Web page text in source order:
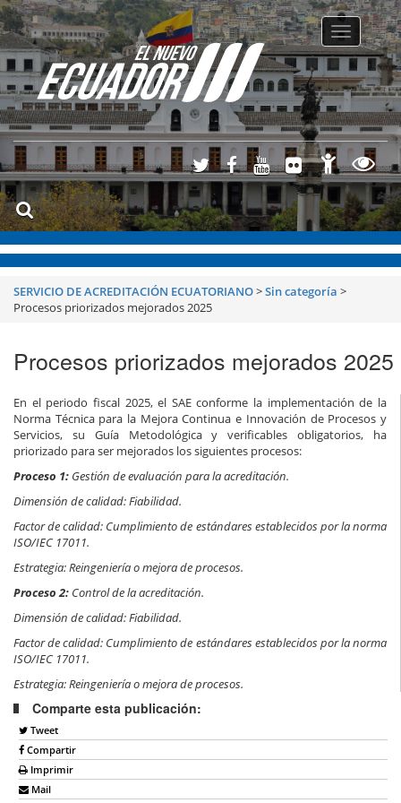
Toggle
SERVICIO DE ACREDITACIÓN ECUATORIANO>Sin categoría >
Procesos priorizados mejorados 2025
Procesos priorizados mejorados 2025
En el periodo fiscal 2025, el SAE conforme la implementación de la
Norma Técnica para la Mejora Continua e Innovación de Procesos y
Servicios, su Guía Metodológica y verificables obligatorios, ha
priorizado para ser mejorados los siguientes procesos:
Proceso 1: Gestión de evaluación para la acreditación.
Dimensión de calidad: Fiabilidad.
Factor de calidad: Cumplimiento de estándares establecidos por la norma
ISO/IEC 17011.
Estrategia: Reingeniería o mejora de procesos.
Proceso 2: Control de la acreditación.
Dimensión de calidad: Fiabilidad.
Factor de calidad: Cumplimiento de estándares establecidos por la norma
ISO/IEC 17011.
Estrategia: Reingeniería o mejora de procesos.
Comparte esta publicación:
Tweet
Compartir
Imprimir
Mail